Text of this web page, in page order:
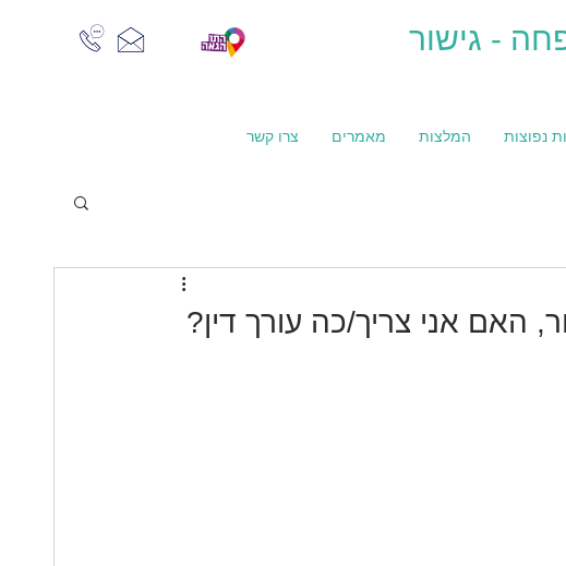
- גישור
צרו קשר מאמרים המלצות נפוצות
האם אני צריך/כה עורך דין?